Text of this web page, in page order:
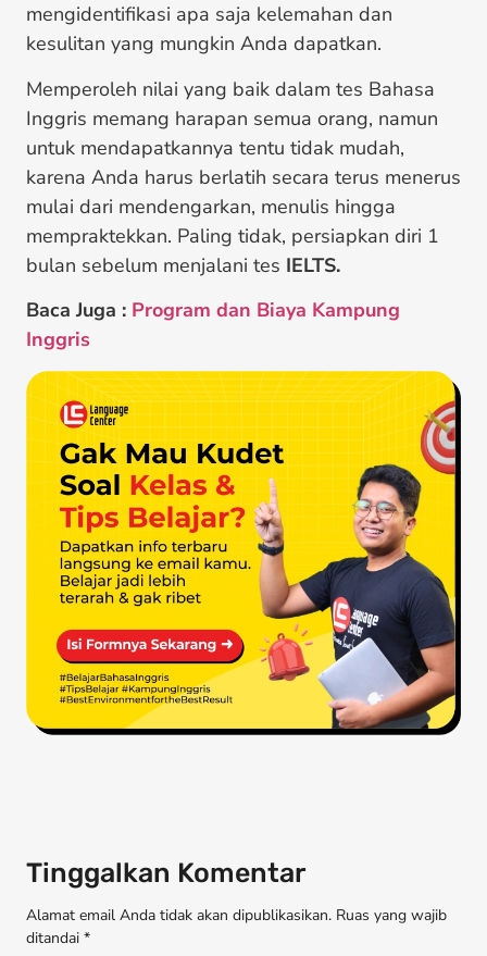
mengidentifikasi apa saja kelemahan dan
kesulitan yang mungkin Anda dapatkan.
Memperoleh nilai yang baik dalam tes Bahasa
Inggris memang harapan semua orang, namun
untuk mendapatkannya tentu tidak mudah,
karena Anda harus berlatih secara terus menerus
mulai dari mendengarkan, menulis hingga
mempraktekkan. Paling tidak, persiapkan diri 1
bulan sebelum menjalani tes IELTS.
Baca Juga : Program dan Biaya Kampung
Inggris
Tinggalkan Komentar
Alamat email Anda tidak akan dipublikasikan. Ruas yang wajib
ditandai *